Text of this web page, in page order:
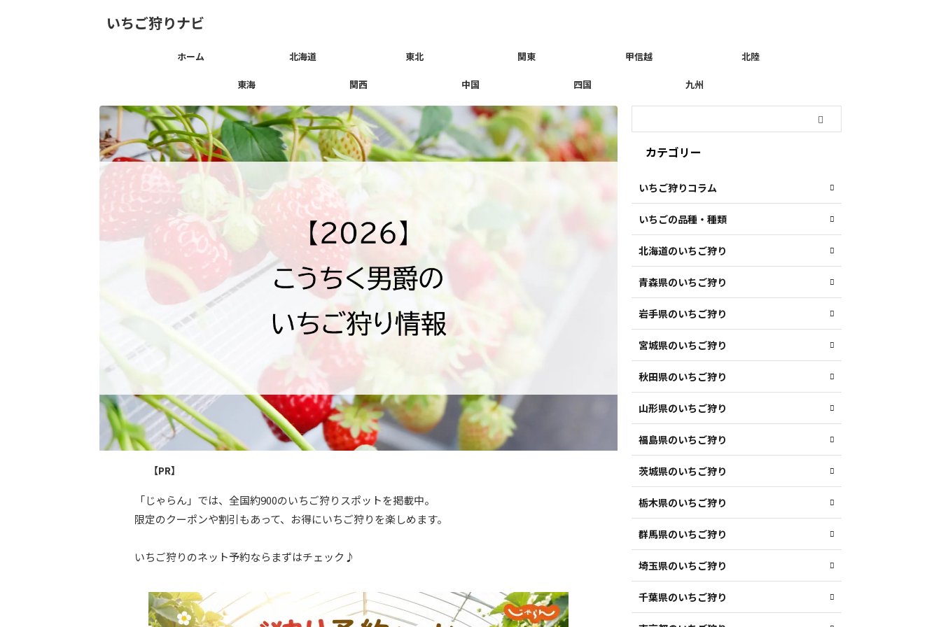
いちご狩りナビ
ホーム 北海道 東北 関東 甲信越 北陸
東海 関西 中国 四国 九州
【PR】
「じゃらん」では、全国約900のいちご狩りスポットを掲載中。
限定のクーポンや割引もあって、お得にいちご狩りを楽しめます。
いちご狩りのネット予約ならまずはチェック♪
カテゴリー
いちご狩りコラム
いちごの品種・種類
北海道のいちご狩り
青森県のいちご狩り
岩手県のいちご狩り
宮城県のいちご狩り
秋田県のいちご狩り
山形県のいちご狩り
福島県のいちご狩り
茨城県のいちご狩り
栃木県のいちご狩り
群馬県のいちご狩り
埼玉県のいちご狩り
千葉県のいちご狩り